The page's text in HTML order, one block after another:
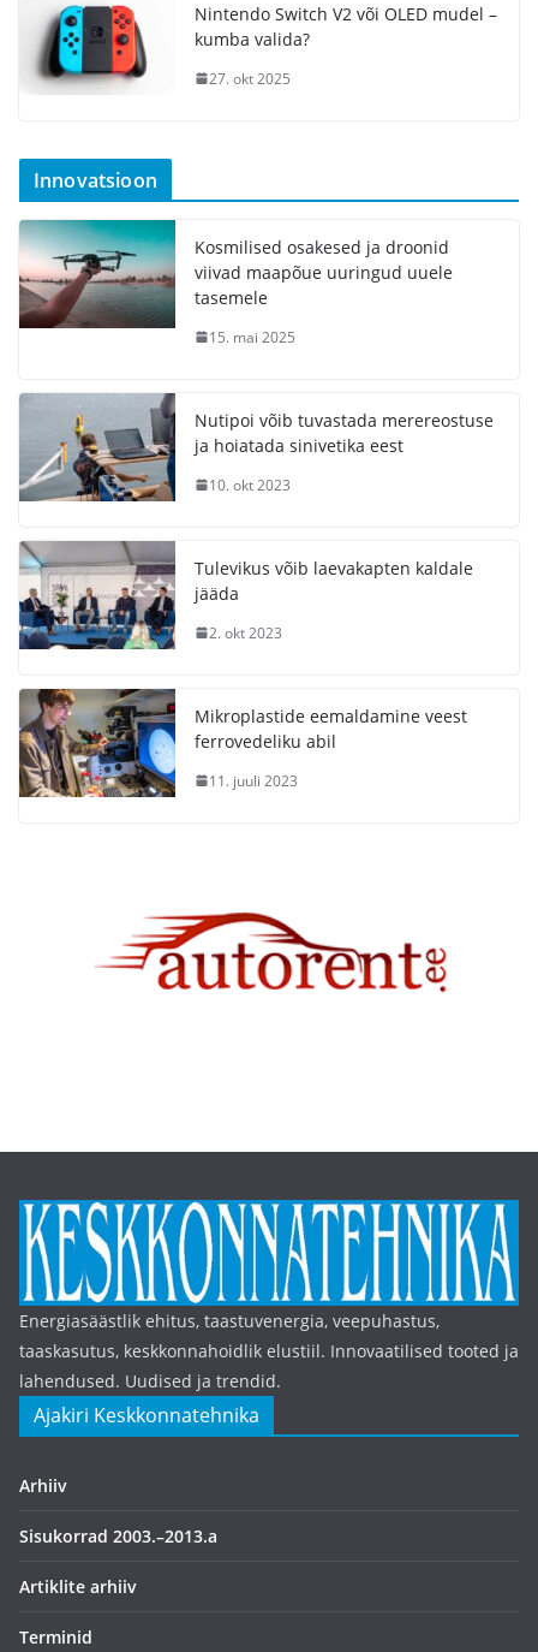
Nintendo Switch V2 või OLED mudel –
kumba valida?
27. okt 2025
Innovatsioon
Kosmilised osakesed ja droonid
viivad maapõue uuringud uuele
tasemele
15. mai 2025
Nutipoi võib tuvastada merereostuse
ja hoiatada sinivetika eest
10. okt 2023
Tulevikus võib laevakapten kaldale
jääda
2. okt 2023
Mikroplastide eemaldamine veest
ferrovedeliku abil
11. juuli 2023
Energiasäästlik ehitus, taastuvenergia, veepuhastus,
taaskasutus, keskkonnahoidlik elustiil. Innovaatilised tooted ja
lahendused. Uudised ja trendid.
Ajakiri Keskkonnatehnika
Arhiiv
Sisukorrad 2003.–2013.a
Artiklite arhiiv
Terminid